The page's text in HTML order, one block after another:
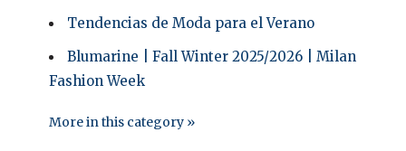
Tendencias de Moda para el Verano
Blumarine | Fall Winter 2025/2026 | Milan
Fashion Week
More in this category »